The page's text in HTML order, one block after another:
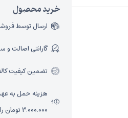
خرید محصول
ارسال توسط
گارانتی اصالت و
تضمین کیفیت
هزینه حمل به
۳.۰۰۰.۰۰۰ تومان رایگان است)